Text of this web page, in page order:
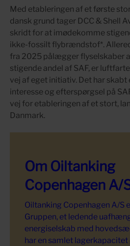
Med etableringen af et første
dansk grund tager DCC & Shell
skridt for at imødekomme
ikke-fossilt flybrændstof*.
fra 2025 pålægger flyselskaber
stigende andel af SAF, er
vej af eget initiativ. Det har
interesse og efterspørgsel på
vej for etableringen af et stort,
Danmark.
Om Oiltanking
Copenhagen A/
Oiltanking Copenhagen A/S
Gruppen, et ledende
energiselskab med
har en samlet